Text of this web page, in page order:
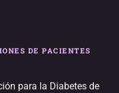
DE PACIENTES
para la Diabetes de